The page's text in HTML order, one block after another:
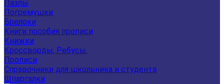
Пазлы
Погремушки
Брелоки
Книги пособия прописи
Книжки
Кроссворды, Ребусы.
Прописи
Справочники для школьника и студента
Шпаргалки